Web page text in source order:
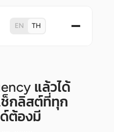
EN TH
แล้วได้
ช็กลิสต์ที่ทุก
ต้องมี